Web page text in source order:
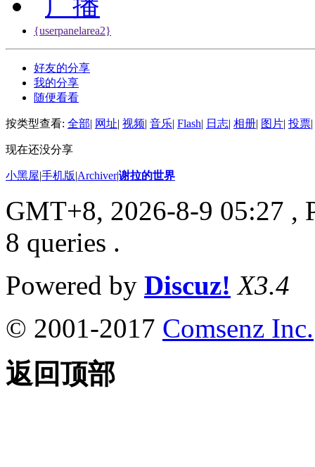
{userpanelarea2}
好友的分享
我的分享
随便看看
按类型查看: 全部| 网址| 视频| 音乐| Flash| 日志| 相册| 图片| 投票|
现在还没分享
小黑屋|手机版|Archiver|谢拉的世界
GMT+8, 2026-8-9 05:27 ,
8 queries .
Powered by Discuz! X3.4
© 2001-2017 Comsenz Inc.
返回顶部